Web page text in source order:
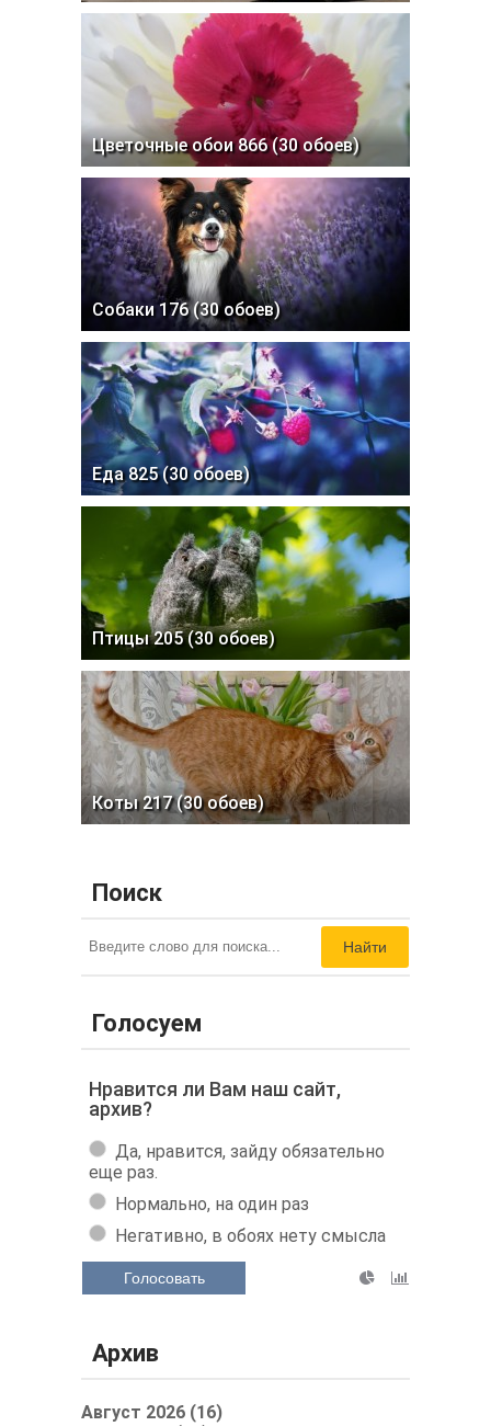
Цветочные обои 866 (30 обоев)
Собаки 176 (30 обоев)
Еда 825 (30 обоев)
Птицы 205 (30 обоев)
Коты 217 (30 обоев)
Поиск
Найти
Голосуем
Нравится ли Вам наш сайт,
архив?
Да, нравится, зайду обязательно
еще раз.
Нормально, на один раз
Негативно, в обоях нету смысла
Голосовать
Архив
Август 2026 (16)